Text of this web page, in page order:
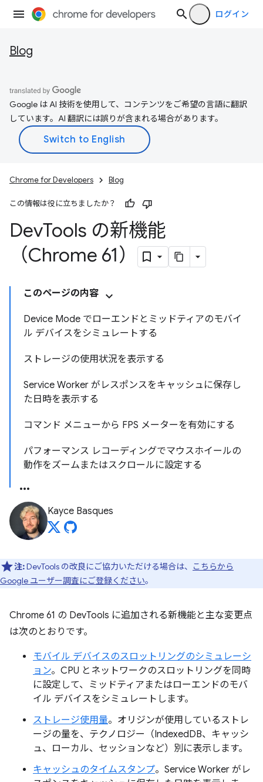
ログイン
Blog
Google は AI 技術を使用して、コンテンツをご希望の言語に翻訳
しています。AI 翻訳には誤りが含まれる場合があります。
Chrome for Developers Blog
この情報は役に立ちましたか？
DevTools の新機能
（Chrome 61）
このページの内容
Device Mode でローエンドとミッドティアのモバイ
ル デバイスをシミュレートする
ストレージの使用状況を表示する
Service Worker がレスポンスをキャッシュに保存し
た日時を表示する
コマンド メニューから FPS メーターを有効にする
パフォーマンス レコーディングでマウスホイールの
動作をズームまたはスクロールに設定する
Kayce Basques
注:DevTools の改良にご協力いただける場合は、
こちらから
Google ユーザー調査にご登録ください。
Chrome 61 の DevTools に追加される新機能と主な変更点
は次のとおりです。
モバイル デバイスのスロットリングのシミュレーシ
ョン。CPU とネットワークのスロットリングを同時
に設定して、ミッドティアまたはローエンドのモバ
イル デバイスをシミュレートします。
ストレージ使用量。オリジンが使用しているストレ
ージの量を、テクノロジー（IndexedDB、キャッシ
ュ、ローカル、セッションなど）別に表示します。
キャッシュのタイムスタンプ。Service Worker がレ